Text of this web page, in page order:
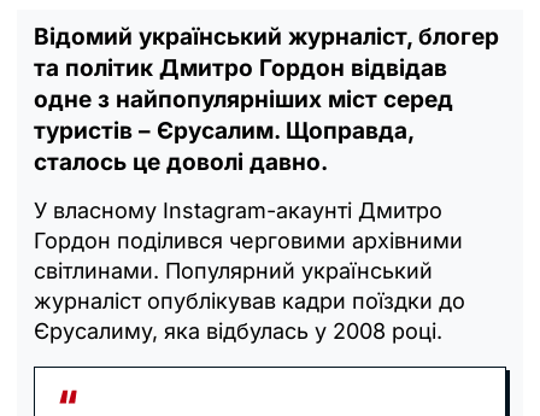
Відомий український журналіст, блогер
та політик Дмитро Гордон відвідав
одне з найпопулярніших міст серед
туристів – Єрусалим. Щоправда,
сталось це доволі давно.
У власному Instagram-акаунті Дмитро
Гордон поділився черговими архівними
світлинами. Популярний український
журналіст опублікував кадри поїздки до
Єрусалиму, яка відбулась у 2008 році.